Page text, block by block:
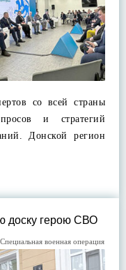
со всей страны
и стратегий
Донской регион
доску герою СВО
Специальная военная операция